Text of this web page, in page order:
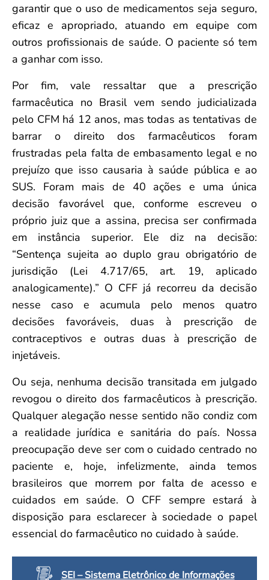
garantir que o uso de medicamentos seja seguro,
eficaz e apropriado, atuando em equipe com
outros profissionais de saúde. O paciente só tem
a ganhar com isso.
Por fim, vale ressaltar que a prescrição
farmacêutica no Brasil vem sendo judicializada
pelo CFM há 12 anos, mas todas as tentativas de
barrar o direito dos farmacêuticos foram
frustradas pela falta de embasamento legal e no
prejuízo que isso causaria à saúde pública e ao
SUS. Foram mais de 40 ações e uma única
decisão favorável que, conforme escreveu o
próprio juiz que a assina, precisa ser confirmada
em instância superior. Ele diz na decisão:
“Sentença sujeita ao duplo grau obrigatório de
jurisdição (Lei 4.717/65, art. 19, aplicado
analogicamente).” O CFF já recorreu da decisão
nesse caso e acumula pelo menos quatro
decisões favoráveis, duas à prescrição de
contraceptivos e outras duas à prescrição de
injetáveis.
Ou seja, nenhuma decisão transitada em julgado
revogou o direito dos farmacêuticos à prescrição.
Qualquer alegação nesse sentido não condiz com
a realidade jurídica e sanitária do país. Nossa
preocupação deve ser com o cuidado centrado no
paciente e, hoje, infelizmente, ainda temos
brasileiros que morrem por falta de acesso e
cuidados em saúde. O CFF sempre estará à
disposição para esclarecer à sociedade o papel
essencial do farmacêutico no cuidado à saúde.
SEI – Sistema Eletrônico de Informações